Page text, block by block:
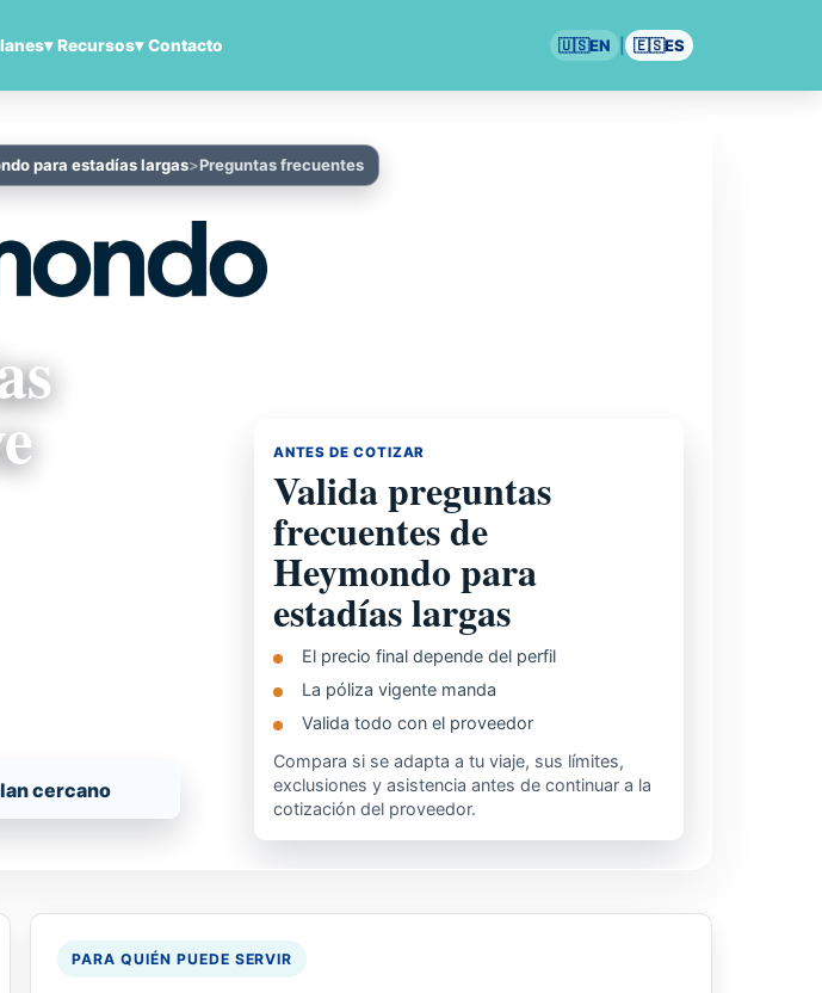
▾ Recursos▾ Contacto 🇺🇸EN 🇪🇸ES
para estadías largas Preguntas frecuentes
cercano
ANTES DE COTIZAR
Valida preguntas
frecuentes de
Heymondo para
estadías largas
El precio final depende del perfil
La póliza vigente manda
Valida todo con el proveedor
Compara si se adapta a tu viaje, sus límites,
exclusiones y asistencia antes de continuar a la
cotización del proveedor.
PARA QUIÉN PUEDE SERVIR